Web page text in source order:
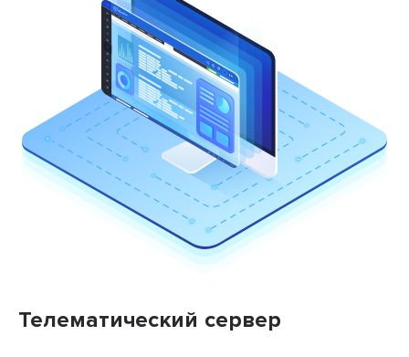
Телематический сервер